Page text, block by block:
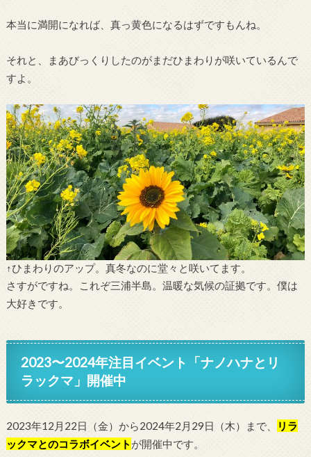
本当に満開になれば、真っ黄色になるはずですもんね。
それと、まあびっくりしたのがまだひまわりが咲いているんで
すよ。
↑ひまわりのアップ。真冬なのに堂々と咲いてます。
さすがですね。これぞ三浦半島。温暖な気候の証拠です。僕は
大好きです。
2023〜2024年注目イベント「ナノハナとリ
ラックマ」開催中
2023年12月22日（金）から2024年2月29日（木）まで、
リラ
ックマとのコラボイベント が開催中です。